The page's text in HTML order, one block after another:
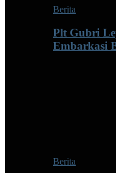
Berita
Plt Gubri
Embarkasi
Berita